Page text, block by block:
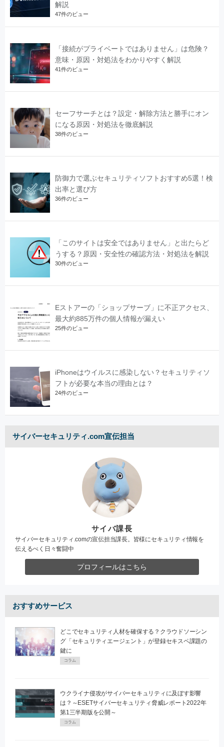
解説
47件のビュー
「接続がプライベートではありません」は危険？
意味・原因・対処法をわかりやすく解説
41件のビュー
セーフサーチとは？設定・解除方法と勝手にオン
になる原因・対処法を徹底解説
38件のビュー
防御力で選ぶセキュリティソフトおすすめ5選！検
出率と選び方
36件のビュー
「このサイトは安全ではありません」と出たらど
うする？原因・安全性の確認方法・対処法を解説
30件のビュー
Eストアーの「ショップサーブ」に不正アクセス、
最大約885万件の個人情報が漏えい
25件のビュー
iPhoneはウイルスに感染しない？セキュリティソ
フトが必要な本当の理由とは？
24件のビュー
サイバーセキュリティ.com宣伝担当
サイバ課長
サイバーセキュリティ.comの宣伝担当課長。皆様にセキュリティ情報を
伝えるべく日々奮闘中
プロフィールはこちら
おすすめサービス
どこでセキュリティ人材を確保する？クラウドソーシン
グ「セキュリティエージェント」が登録セキスペ課題の
鍵に
コラム
ウクライナ侵攻がサイバーセキュリティに及ぼす影響
は？～ESETサイバーセキュリティ脅威レポート2022年
第1三半期版を公開～
コラム